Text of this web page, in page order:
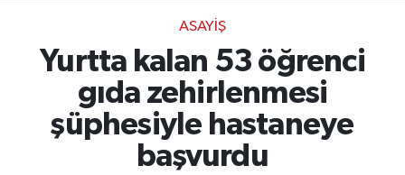
ASAYİŞ
Yurtta kalan 53 öğrenci
gıda zehirlenmesi
şüphesiyle hastaneye
başvurdu
EKONOMİ
SAĞLIK
Trafik Durumu
Süper Lig Puan Durumu ve Fikstür
Tüm Manşetler